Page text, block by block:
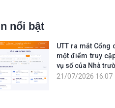
nổi bật
UTT ra mắt Cổng
một điểm truy
vụ số của Nhà
21/07/2026 16:07